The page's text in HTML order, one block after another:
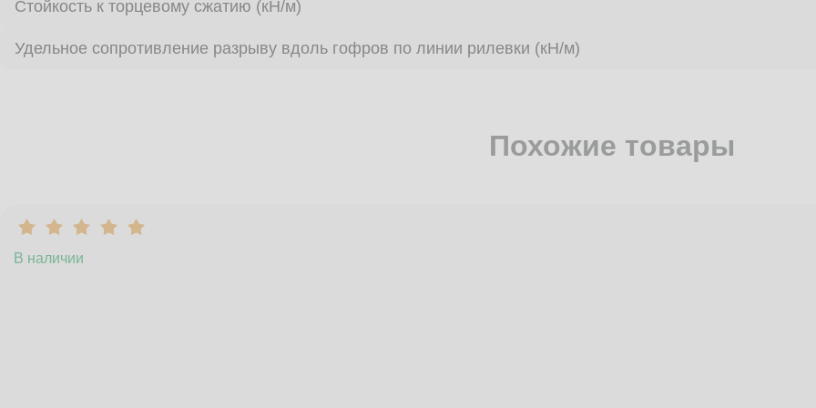
Стойкость к торцевому сжатию (кН/м)
Удельное сопротивление разрыву вдоль гофров по линии рилевки (кН/м)
Похожие товары
В наличии